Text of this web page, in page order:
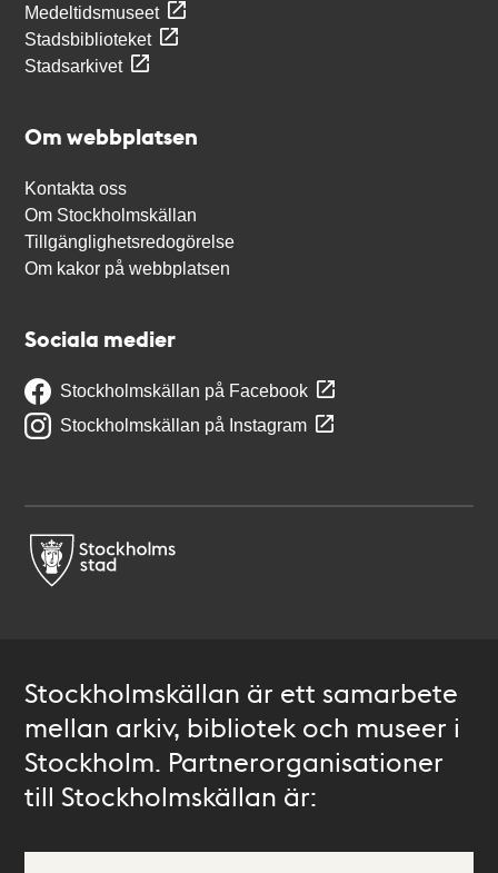
Medeltidsmuseet
Stadsbiblioteket
Stadsarkivet
Om webbplatsen
Kontakta oss
Om Stockholmskällan
Tillgänglighetsredogörelse
Om kakor på webbplatsen
Sociala medier
Stockholmskällan på Facebook
Stockholmskällan på Instagram
Stockholmskällan är ett samarbete
mellan arkiv, bibliotek och museer i
Stockholm. Partnerorganisationer
till Stockholmskällan är: